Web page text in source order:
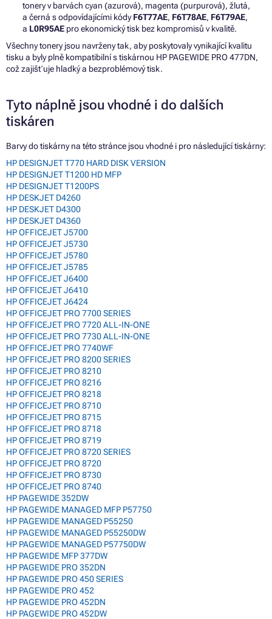
tonery v barvách cyan (azurová), magenta (purpurová), žlutá,
a černá s odpovídajícími kódyF6T77AE, F6T78AE, F6T79AE,
a L0R95AE pro ekonomický tisk bez kompromisů v kvalitě.
Všechny tonery jsou navrženy tak, aby poskytovaly vynikající kvalitu
tisku a byly plně kompatibilní s tiskárnou HP PAGEWIDE PRO 477DN,
což zajišťuje hladký a bezproblémový tisk.
Tyto náplně jsou vhodné i do dalších
tiskáren
Barvy do tiskárny na této stránce jsou vhodné i pro následující tiskárny:
HP DESIGNJET T770 HARD DISK VERSION
HP DESIGNJET T1200 HD MFP
HP DESIGNJET T1200PS
HP DESKJET D4260
HP DESKJET D4300
HP DESKJET D4360
HP OFFICEJET J5700
HP OFFICEJET J5730
HP OFFICEJET J5780
HP OFFICEJET J5785
HP OFFICEJET J6400
HP OFFICEJET J6410
HP OFFICEJET J6424
HP OFFICEJET PRO 7700 SERIES
HP OFFICEJET PRO 7720 ALL-IN-ONE
HP OFFICEJET PRO 7730 ALL-IN-ONE
HP OFFICEJET PRO 7740WF
HP OFFICEJET PRO 8200 SERIES
HP OFFICEJET PRO 8210
HP OFFICEJET PRO 8216
HP OFFICEJET PRO 8218
HP OFFICEJET PRO 8710
HP OFFICEJET PRO 8715
HP OFFICEJET PRO 8718
HP OFFICEJET PRO 8719
HP OFFICEJET PRO 8720 SERIES
HP OFFICEJET PRO 8720
HP OFFICEJET PRO 8730
HP OFFICEJET PRO 8740
HP PAGEWIDE 352DW
HP PAGEWIDE MANAGED MFP P57750
HP PAGEWIDE MANAGED P55250
HP PAGEWIDE MANAGED P55250DW
HP PAGEWIDE MANAGED P57750DW
HP PAGEWIDE MFP 377DW
HP PAGEWIDE PRO 352DN
HP PAGEWIDE PRO 450 SERIES
HP PAGEWIDE PRO 452
HP PAGEWIDE PRO 452DN
HP PAGEWIDE PRO 452DW